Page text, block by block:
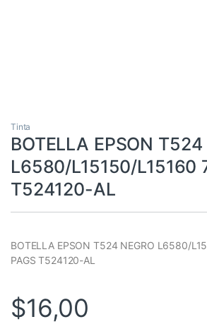
Tinta
BOTELLA EPSON T524
L6580/L15150/L15160
T524120-AL
BOTELLA EPSON T524 NEGRO L6580/
PAGS T524120-AL
$16,00